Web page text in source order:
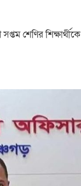
শেণির শিক্ষার্থীকে